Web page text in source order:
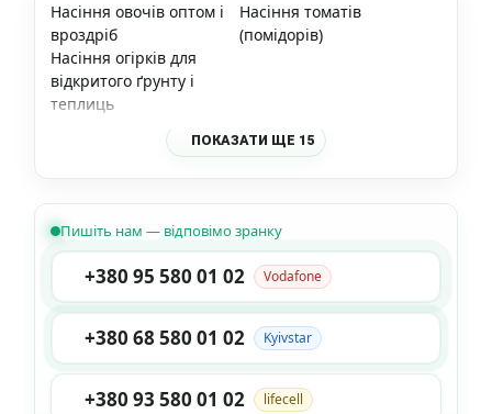
Насіння овочів оптом і
вроздріб
Насіння томатів
(помідорів)
Насіння огірків для
відкритого ґрунту і
теплиць
ПОКАЗАТИ ЩЕ 15
Пишіть нам — відповімо зранку
+380 95 580 01 02 Vodafone
+380 68 580 01 02 Kyivstar
+380 93 580 01 02 lifecell